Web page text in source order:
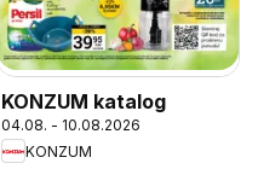
KONZUM katalog
04.08. - 10.08.2026
KONZUM